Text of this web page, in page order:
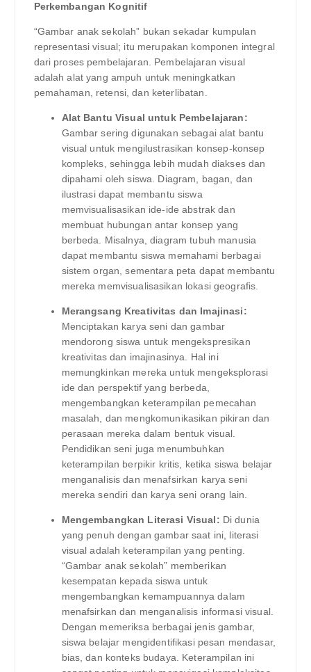
Perkembangan Kognitif
“Gambar anak sekolah” bukan sekadar kumpulan
representasi visual; itu merupakan komponen integral
dari proses pembelajaran. Pembelajaran visual
adalah alat yang ampuh untuk meningkatkan
pemahaman, retensi, dan keterlibatan.
Alat Bantu Visual untuk Pembelajaran:
Gambar sering digunakan sebagai alat bantu
visual untuk mengilustrasikan konsep-konsep
kompleks, sehingga lebih mudah diakses dan
dipahami oleh siswa. Diagram, bagan, dan
ilustrasi dapat membantu siswa
memvisualisasikan ide-ide abstrak dan
membuat hubungan antar konsep yang
berbeda. Misalnya, diagram tubuh manusia
dapat membantu siswa memahami berbagai
sistem organ, sementara peta dapat membantu
mereka memvisualisasikan lokasi geografis.
Merangsang Kreativitas dan Imajinasi:
Menciptakan karya seni dan gambar
mendorong siswa untuk mengekspresikan
kreativitas dan imajinasinya. Hal ini
memungkinkan mereka untuk mengeksplorasi
ide dan perspektif yang berbeda,
mengembangkan keterampilan pemecahan
masalah, dan mengkomunikasikan pikiran dan
perasaan mereka dalam bentuk visual.
Pendidikan seni juga menumbuhkan
keterampilan berpikir kritis, ketika siswa belajar
menganalisis dan menafsirkan karya seni
mereka sendiri dan karya seni orang lain.
Mengembangkan Literasi Visual: Di dunia
yang penuh dengan gambar saat ini, literasi
visual adalah keterampilan yang penting.
“Gambar anak sekolah” memberikan
kesempatan kepada siswa untuk
mengembangkan kemampuannya dalam
menafsirkan dan menganalisis informasi visual.
Dengan memeriksa berbagai jenis gambar,
siswa belajar mengidentifikasi pesan mendasar,
bias, dan konteks budaya. Keterampilan ini